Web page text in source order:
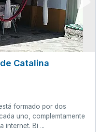
Catalina
formado por dos
uno, complemtamente
internet. Bi ...